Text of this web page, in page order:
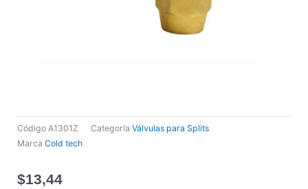
Código A1301Z Categoría Válvulas para Splits
Marca Cold tech
$13,44